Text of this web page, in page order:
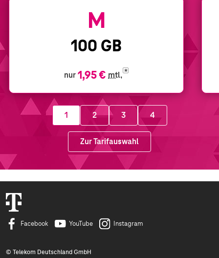
Tarif:
M
100 GB
nur1,95 € mtl.
*
1 2 3 4
Zur Tarifauswahl
Facebook YouTube Instagram
© Telekom Deutschland GmbH